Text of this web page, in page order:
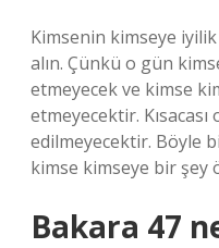
Kimsenin kimseye
alın. Çünkü o gün
etmeyecek ve kimse
etmeyecektir.
edilmeyecektir. Böyle
kimse kimseye bir şey
Bakara 47